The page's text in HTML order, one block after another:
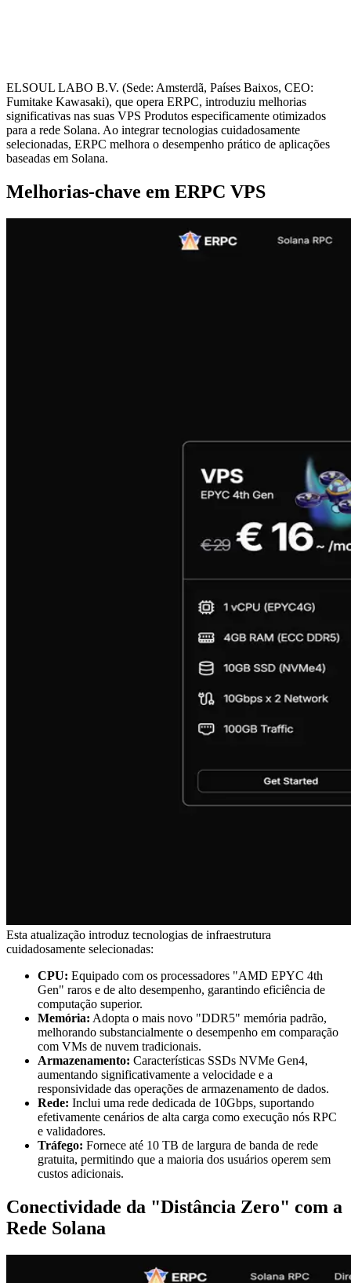
ELSOUL LABO B.V. (Sede: Amsterdã, Países Baixos, CEO:
Fumitake Kawasaki), que opera ERPC, introduziu melhorias
significativas nas suas VPS Produtos especificamente otimizados
para a rede Solana. Ao integrar tecnologias cuidadosamente
selecionadas, ERPC melhora o desempenho prático de aplicações
baseadas em Solana.
Melhorias-chave em ERPC VPS
Esta atualização introduz tecnologias de infraestrutura
cuidadosamente selecionadas:
CPU: Equipado com os processadores "AMD EPYC 4th
Gen" raros e de alto desempenho, garantindo eficiência de
computação superior.
Memória: Adopta o mais novo "DDR5" memória padrão,
melhorando substancialmente o desempenho em comparação
com VMs de nuvem tradicionais.
Armazenamento: Características SSDs NVMe Gen4,
aumentando significativamente a velocidade e a
responsividade das operações de armazenamento de dados.
Rede: Inclui uma rede dedicada de 10Gbps, suportando
efetivamente cenários de alta carga como execução nós RPC
e validadores.
Tráfego: Fornece até 10 TB de largura de banda de rede
gratuita, permitindo que a maioria dos usuários operem sem
custos adicionais.
Conectividade da "Distância Zero" com a
Rede Solana